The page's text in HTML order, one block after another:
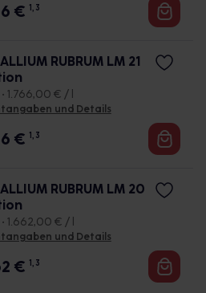
€ 1, 3
RUBRUM LM 21
1.766,00 € / l
und Details
€ 1, 3
RUBRUM LM 20
1.662,00 € / l
und Details
€ 1, 3